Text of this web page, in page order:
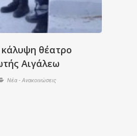
κάλυψη θέατρο
Αιγάλεω
Νέα - Ανακοινώσεις